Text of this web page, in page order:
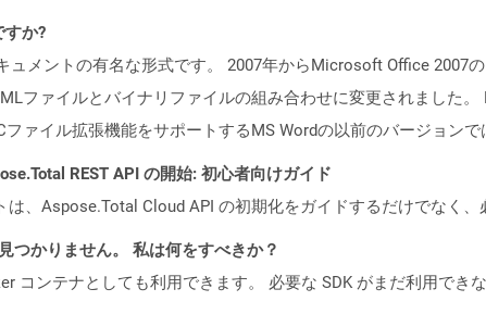
すか?
ュメントの有名な形式です。 2007年からMicrosoft Office 2007
ファイルとバイナリファイルの組み合わせに変更されました
ァイル拡張機能をサポートするMS Wordの以前のバージョンで
REST API の開始: 初心者向けガイド
は、Aspose.Total Cloud API の初期化をガイドするだけでなく
つかりません。 私は何をすべきか？
コンテナとしても利用できます。 必要な SDK がまだ利用でき